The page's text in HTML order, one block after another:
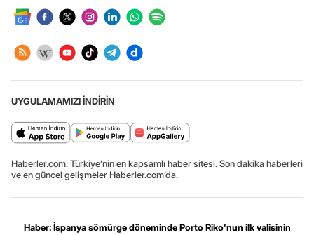
UYGULAMAMIZI İNDİRİN
Haberler.com: Türkiye’nin en kapsamlı haber sitesi. Son dakika haberleri
ve en güncel gelişmeler Haberler.com’da.
Haber: İspanya sömürge döneminde Porto Riko'nun ilk valisinin